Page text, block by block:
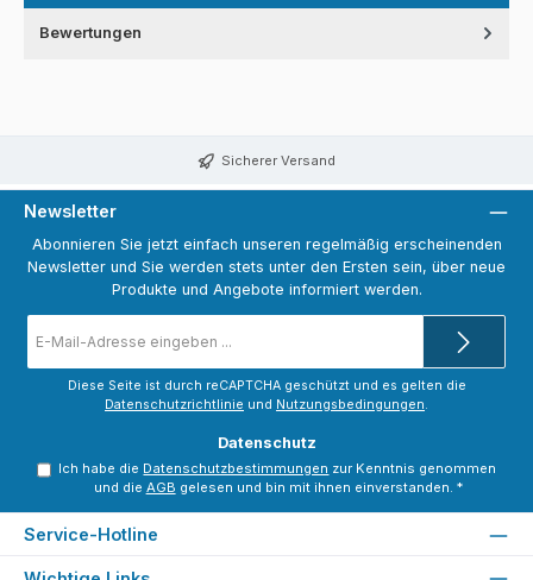
Bewertungen
Sicherer Versand
Newsletter
Abonnieren Sie jetzt einfach unseren regelmäßig erscheinenden
Newsletter und Sie werden stets unter den Ersten sein, über neue
Produkte und Angebote informiert werden.
Mail-
Adresse
Diese Seite ist durch reCAPTCHA geschützt und es gelten die
Datenschutzrichtlinie und Nutzungsbedingungen.
Datenschutz
Ich habe die Datenschutzbestimmungen zur Kenntnis genommen
und die AGB gelesen und bin mit ihnen einverstanden. *
Service-Hotline